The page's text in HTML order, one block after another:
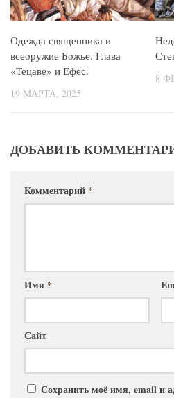
Одежда священника и
всеоружие Божье. Глава
«Тецаве» и Ефес.
19 МАРТА, 2025
8
ДОБАВИТЬ
Комментарий *
Имя *
Сайт
Сохранить моё имя, email и